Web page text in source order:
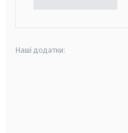
Наші додатки: